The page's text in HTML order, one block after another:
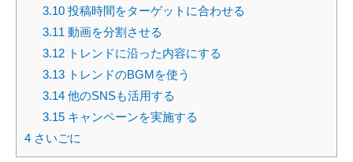
3.10投稿時間をターゲットに合わせる
3.11 動画を分割させる
3.12トレンドに沿った内容にする
3.13トレンドのBGMを使う
3.14他のSNSも活用する
3.15キャンペーンを実施する
4 さいごに